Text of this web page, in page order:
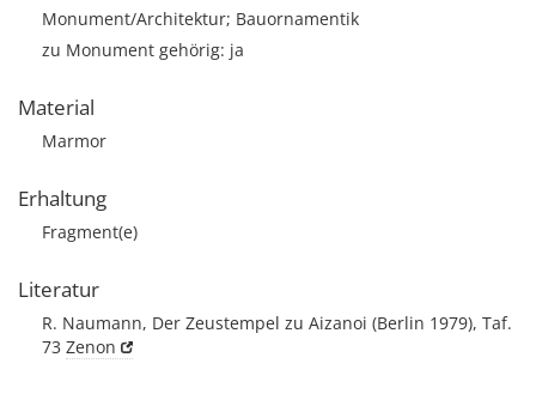
Monument/Architektur; Bauornamentik
zu Monument gehörig: ja
Material
Marmor
Erhaltung
Fragment(e)
Literatur
R. Naumann, Der Zeustempel zu Aizanoi (Berlin 1979), Taf.
73 Zenon